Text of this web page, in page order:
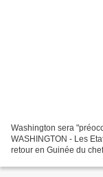
Washington sera
WASHINGTON - Les
retour en Guinée du